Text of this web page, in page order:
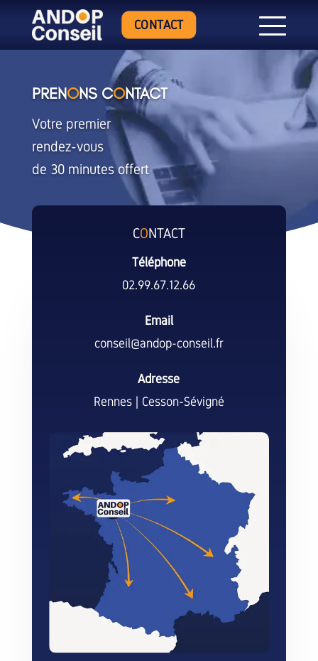
CONTACT
PRENONS CONTACT
Votre premier
rendez-vous
de 30 minutes offert
CONTACT
Téléphone
02.99.67.12.66
Email
conseil@andop-conseil.fr
Adresse
Rennes | Cesson-Sévigné